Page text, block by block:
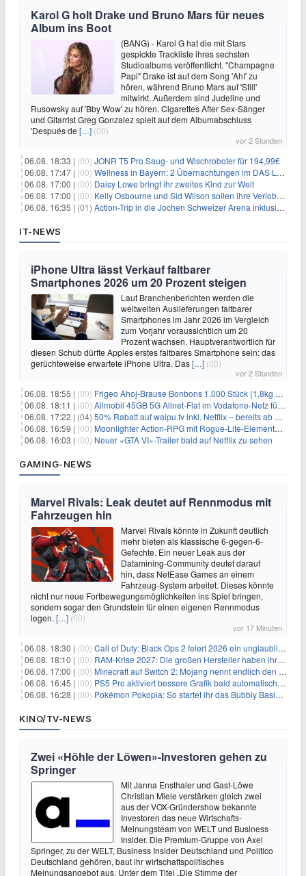
Karol G holt Drake und Bruno Mars für neues
Album ins Boot
(BANG) - Karol G hat die mit Stars
gespickte Trackliste ihres sechsten
Studioalbums veröffentlicht. "Champagne
Papi" Drake ist auf dem Song 'Ahí' zu
hören, während Bruno Mars auf 'Still'
mitwirkt. Außerdem sind Judeline und
Rusowsky auf 'Bby Wow' zu hören. Cigarettes After Sex-Sänger
und Gitarrist Greg Gonzalez spielt auf dem Albumabschluss
'Después de […] (00)
vor 2 Stunden
06.08. 18:33 | (00) JONR T5 Pro Saug- und Wischroboter für 194,99€
06.08. 17:47 | (00) Wellness in Bayern: 2 Übernachtungen im DAS LUDWIG Sports Resort inkl. HP + Wellness ab 174€ p.P.
06.08. 17:00 | (00) Daisy Lowe bringt ihr zweites Kind zur Welt
06.08. 17:00 | (00) Kelly Osbourne und Sid Wilson sollen ihre Verlobung gelöst haben
06.08. 16:35 | (01) Action-Trip in die Jochen Schweizer Arena inklusive Premium Hotel und Frühstück ab 59€ p.P.
IT-NEWS
iPhone Ultra lässt Verkauf faltbarer
Smartphones 2026 um 20 Prozent steigen
Laut Branchenberichten werden die
weltweiten Auslieferungen faltbarer
Smartphones im Jahr 2026 im Vergleich
zum Vorjahr voraussichtlich um 20
Prozent wachsen. Hauptverantwortlich für
diesen Schub dürfte Apples erstes faltbares Smartphone sein: das
gerüchteweise erwartete iPhone Ultra. Das[…] (00)
vor 2 Stunden
06.08. 18:55 | (00) Frigeo Ahoj-Brause Bonbons 1.000 Stück (1,8kg Eimer) für 6,29€
06.08. 18:11 | (00) Allmobil 45GB 5G Allnet-Flat im Vodafone-Netz für eff. 5,91€/Monat dank 50€ Wechselbonus + 0€ AG
06.08. 17:22 | (04) 50% Rabatt auf waipu.tv inkl. Netflix – bereits ab 9€/Monat (statt 17,99€)
06.08. 16:59 | (00) Moonlighter Action-RPG mit Rogue-Lite-Elementen kostenlos bei Steam
06.08. 16:03 | (00) Neuer «GTA VI»-Trailer bald auf Netflix zu sehen
GAMING-NEWS
Marvel Rivals: Leak deutet auf Rennmodus mit
Fahrzeugen hin
Marvel Rivals könnte in Zukunft deutlich
mehr bieten als klassische 6-gegen-6-
Gefechte. Ein neuer Leak aus der
Datamining-Community deutet darauf
hin, dass NetEase Games an einem
Fahrzeug-System arbeitet. Dieses könnte
nicht nur neue Fortbewegungsmöglichkeiten ins Spiel bringen,
sondern sogar den Grundstein für einen eigenen Rennmodus
legen. […] (00)
vor 17 Minuten
06.08. 18:30 | (00) Call of Duty: Black Ops 2 feiert 2026 ein unglaubliches Comeback
06.08. 18:10 | (00) RAM-Krise 2027: Die großen Hersteller haben ihre Produktion offenbar schon verkauft
06.08. 17:00 | (00) Minecraft auf Switch 2: Mojang nennt endlich den Releasetermin
06.08. 16:45 | (00) PS5 Pro aktiviert bessere Grafik bald automatisch, aber das Update ist kleiner als gedacht
06.08. 16:28 | (00) Pokémon Pokopia: So startet ihr das Bubbly Basin-DLC
KINO/TV-NEWS
Zwei «Höhle der Löwen»-Investoren gehen zu
Springer
Mit Janna Ensthaler und Gast-Löwe
Christian Miele verstärken gleich zwei
aus der VOX-Gründershow bekannte
Investoren das neue Wirtschafts-
Meinungsteam von WELT und Business
Insider. Die Premium-Gruppe von Axel
Springer, zu der WELT, Business Insider Deutschland und Politico
Deutschland gehören, baut ihr wirtschaftspolitisches
Meinungsangebot aus. Unter dem Titel „Die Stimme der